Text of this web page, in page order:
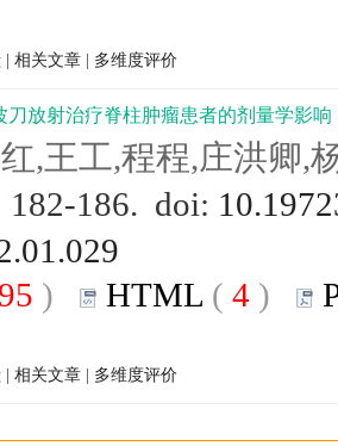
相关文章 多维度评价
刀放射治疗脊柱肿瘤患者的剂量学影响
,王工,程程,庄洪卿,
186. doi:
) HTML ( 4 )
相关文章 多维度评价